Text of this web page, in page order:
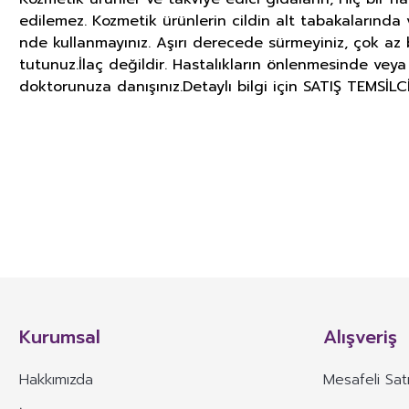
edilemez. Kozmetik ürünlerin cildin alt
nde kullanmayınız. Aşırı derecede sürmeyiniz, çok
tutunuz.İlaç değildir. Hastalıkların önlenmesinde
doktorunuza danışınız.Detaylı bilgi için SATIŞ
besin öğelerinin veya bunların dışında besleyici veya fizyolojik etkileri
karışımlarının kapsül, tablet, pastil, tek kullanımlık toz paket, sıvı
TÜRK GIDA KODEKSİ TAKVİYE EDİCİ GIDALAR TEBLİĞİ’ nin 13.
*Takviye edici gıdaların etiketinde, sunumunda ve reklâmında; bir
Kurumsal
Hakkımızda
Alışveriş
Mesafeli